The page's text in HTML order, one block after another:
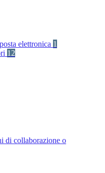
elettronica 1
12
di collaborazione o